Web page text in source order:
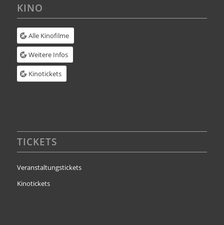
KINO
Alle Kinofilme
Weitere Infos
Kinotickets
TICKETS
Veranstaltungstickets
Kinotickets